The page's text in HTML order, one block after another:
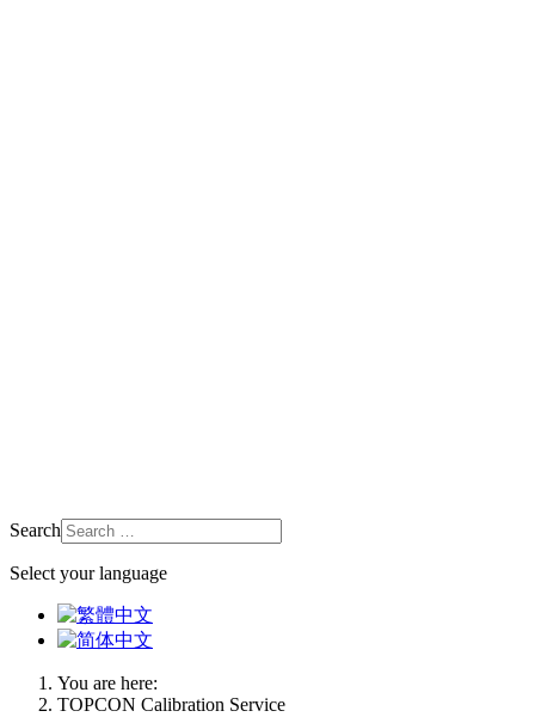
Search
Select your language
You are here:
TOPCON Calibration Service